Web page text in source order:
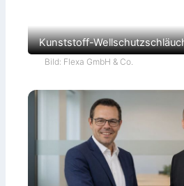
Kunststoff-
Bild: Flexa GmbH & Co.